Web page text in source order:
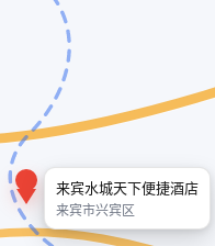
来宾水城天下便捷酒店
来宾市兴宾区